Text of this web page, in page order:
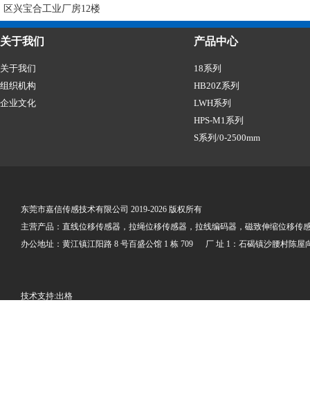
区兴宝合工业厂房12楼
关于我们
关于我们
组织机构
企业文化
产品中心
18系列
HB20Z系列
LWH系列
HPS-M1系列
S系列/0-2500mm
东莞市嘉信传感技术有限公司 2019-2026 版权所有
主营产品：直线位移传感器，拉绳位移传感器，拉线编码器，磁致伸缩位移
办公地址：黄江镇江阳路 8 号百盛公馆 1 栋 709 厂 址 1：石碣镇沙腰村陈屋
技术支持:出格